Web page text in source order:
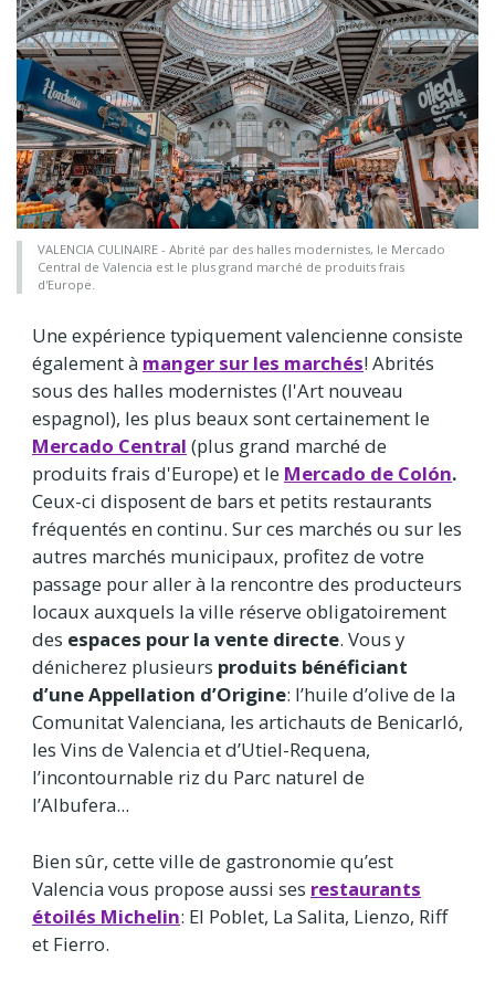
VALENCIA CULINAIRE - Abrité par des halles modernistes, le Mercado
Central de Valencia est le plus grand marché de produits frais
d'Europe.
Une expérience typiquement valencienne consiste
également à manger sur les marchés! Abrités
sous des halles modernistes (l'Art nouveau
espagnol), les plus beaux sont certainement le
Mercado Central (plus grand marché de
produits frais d'Europe) et le Mercado de Colón.
Ceux-ci disposent de bars et petits restaurants
fréquentés en continu. Sur ces marchés ou sur les
autres marchés municipaux, profitez de votre
passage pour aller à la rencontre des producteurs
locaux auxquels la ville réserve obligatoirement
des espaces pour la vente directe. Vous y
dénicherez plusieurs produits bénéficiant
d’une Appellation d’Origine: l’huile d’olive de la
Comunitat Valenciana, les artichauts de Benicarló,
les Vins de Valencia et d’Utiel-Requena,
l’incontournable riz du Parc naturel de
l’Albufera...
Bien sûr, cette ville de gastronomie qu’est
Valencia vous propose aussi ses restaurants
étoilés Michelin: El Poblet, La Salita, Lienzo, Riff
et Fierro.